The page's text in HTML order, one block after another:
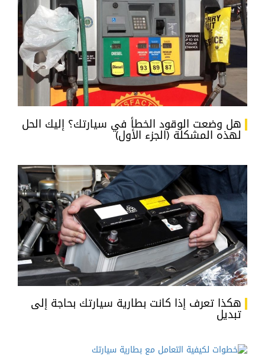
هل وضعت الوقود الخطأ في سيارتك؟ إليك الحل
لهذه المشكلة (الجزء الأول)
هكذا تعرف إذا كانت بطارية سيارتك بحاجة إلى
تبديل